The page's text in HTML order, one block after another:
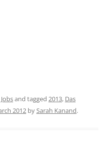
Jobsand tagged 2013, Das
2012 bySarah Kanand.